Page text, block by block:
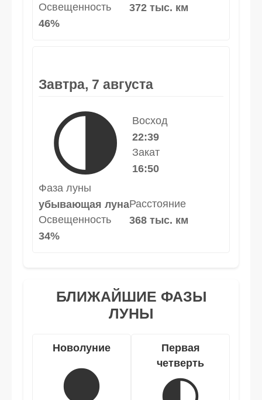
Освещенность
46%
372 тыс. км
Завтра, 7 августа
🌗
Восход
22:39
Закат
16:50
Фаза луны
убывающая луна
Освещенность
34%
Расстояние
368 тыс. км
БЛИЖАЙШИЕ ФАЗЫ
ЛУНЫ
Новолуние
🌑
Первая
четверть